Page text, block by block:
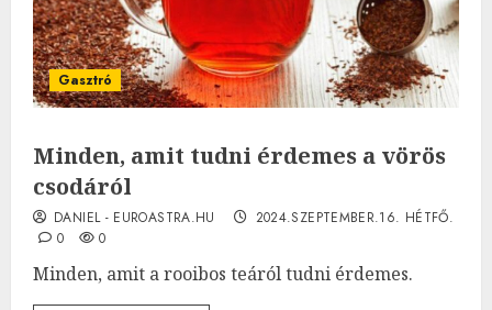
Gasztró
Minden, amit tudni érdemes a vörös
csodáról
DANIEL - EUROASTRA.HU
2024.SZEPTEMBER.16. HÉTFŐ.
0
0
Minden, amit a rooibos teáról tudni érdemes.